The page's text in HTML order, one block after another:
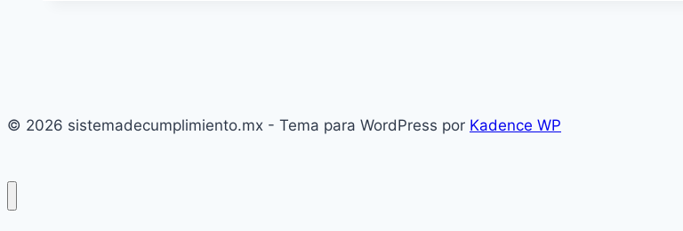
© 2026 sistemadecumplimiento.mx - Tema para WordPress por Kadence WP